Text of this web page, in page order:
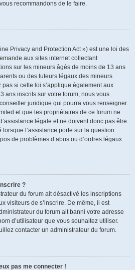
recommandons de le faire.
Privacy and Protection Act ») est une loi des
aux sites internet collectant
sur les mineurs âgés de moins de 13 ans
ou des tuteurs légaux des mineurs
si cette loi s’applique également aux
ans inscrits sur votre forum, nous vous
juridique qui pourra vous renseigner.
et que les propriétaires de ce forum ne
légale et ne doivent donc pas être
l’assistance porte sur la question
de problèmes d’abus ou d’ordres légaux
?
du forum ait désactivé les inscriptions
visiteurs de s’inscrire. De même, il est
du forum ait banni votre adresse
d’utilisateur que vous souhaitez utiliser.
contacter un administrateur du forum.
pas me connecter !